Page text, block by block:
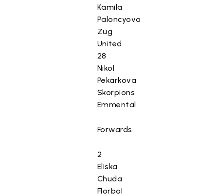
Kamila
Paloncyova
Zug
United
28
Nikol
Pekarkova
Skorpions
Emmental
Forwards
2
Eliska
Chuda
Florbal